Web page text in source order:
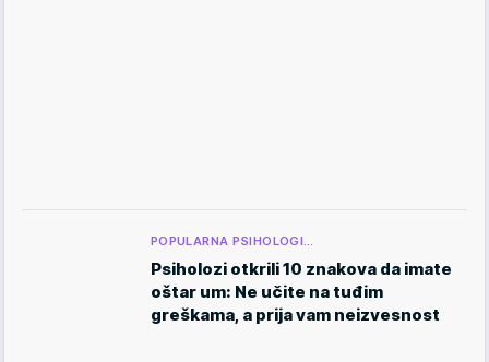
POPULARNA PSIHOLOGI…
Psiholozi otkrili 10 znakova da imate
oštar um: Ne učite na tuđim
greškama, a prija vam neizvesnost